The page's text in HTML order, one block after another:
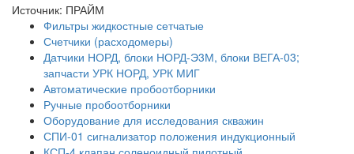
Источник: ПРАЙМ
Фильтры жидкостные сетчатые
Счетчики (расходомеры)
Датчики НОРД, блоки НОРД-Э3М, блоки ВЕГА-03;
запчасти УРК НОРД, УРК МИГ
Автоматические пробоотборники
Ручные пробоотборники
Оборудование для исследования скважин
СПИ-01 сигнализатор положения индукционный